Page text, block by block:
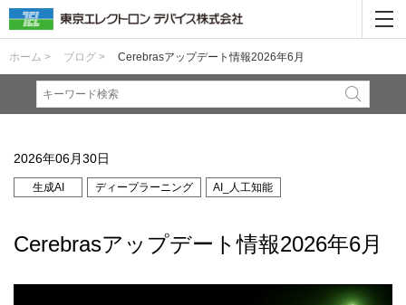
ホーム > ブログ > Cerebrasアップデート情報2026年6月
2026年06月30日
生成AI ディープラーニング AI_人工知能
Cerebrasアップデート情報2026年6月